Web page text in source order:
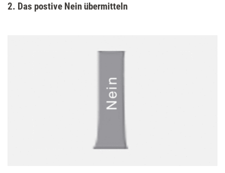
2. Das postive Nein übermitteln